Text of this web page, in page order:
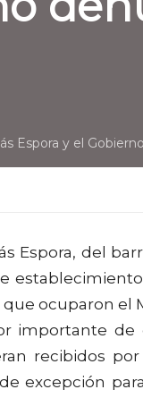
Espora y el
Espora, del
ocuparon el
importante
recibidos
excepción